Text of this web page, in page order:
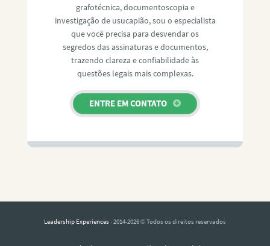
grafotécnica, documentoscopia e
investigação de usucapião, sou o especialista
que você precisa para desvendar os
segredos das assinaturas e documentos,
trazendo clareza e confiabilidade às
questões legais mais complexas.
ENTRE EM CONTATO
Leadership Experiences · 2014-2026 © Todos os direitos reservados